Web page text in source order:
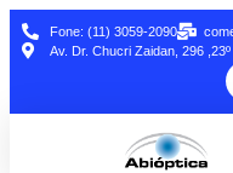
Fone: (11) 3059-2090
Av. Dr. Chucri Zaidan, 296